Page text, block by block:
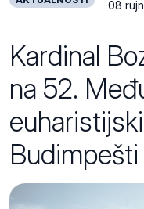
08
Kardinal
na 52.
Budimpešti